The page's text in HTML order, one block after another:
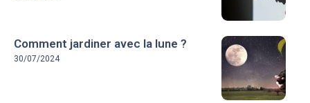
Comment jardiner avec la lune ?
30/07/2024